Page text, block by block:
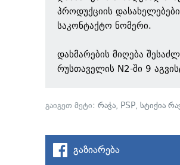
პროდუქციის
საკონტაქტო ნომერი.
დახმარების მიღება
რუსთაველის N2-ში 9
გაიგეთ მეტი:რაჭა, PSP,სტიქია
გაზიარება